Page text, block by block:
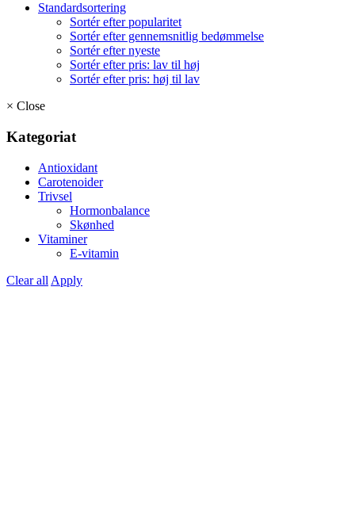
Standardsortering
Sortér efter popularitet
Sortér efter gennemsnitlig bedømmelse
Sortér efter nyeste
Sortér efter pris: lav til høj
Sortér efter pris: høj til lav
× Close
Kategoriat
Antioxidant
Carotenoider
Trivsel
Hormonbalance
Skønhed
Vitaminer
E-vitamin
Clear all Apply